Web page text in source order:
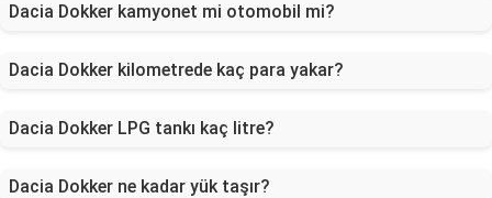
Dacia Dokker kamyonet mi otomobil mi?
Dacia Dokker kilometrede kaç para yakar?
Dacia Dokker LPG tankı kaç litre?
Dacia Dokker ne kadar yük taşır?